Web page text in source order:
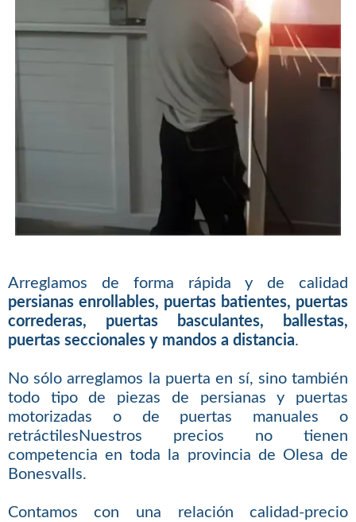
Arreglamos de forma rápida y de calidad
persianas enrollables, puertas batientes, puertas
correderas, puertas basculantes, ballestas,
puertas seccionales y mandos a distancia.
No sólo arreglamos la puerta en sí, sino también
todo tipo de piezas de persianas y puertas
motorizadas o de puertas manuales o
retráctilesNuestros precios no tienen
competencia en toda la provincia de Olesa de
Bonesvalls.
Contamos con una relación calidad-precio